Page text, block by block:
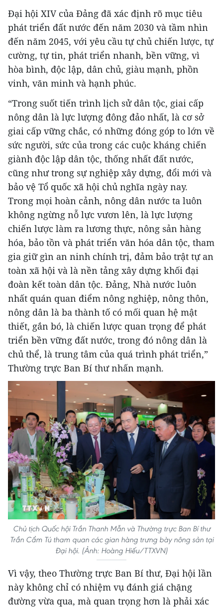
Đại hội XIV của Đảng đã xác định rõ mục tiêu
phát triển đất nước đến năm 2030 và tầm nhìn
đến năm 2045, với yêu cầu tự chủ chiến lược, tự
cường, tự tin, phát triển nhanh, bền vững, vì
hòa bình, độc lập, dân chủ, giàu mạnh, phồn
vinh, văn minh và hạnh phúc.
“Trong suốt tiến trình lịch sử dân tộc, giai cấp
nông dân là lực lượng đông đảo nhất, là cơ sở
giai cấp vững chắc, có những đóng góp to lớn về
sức người, sức của trong các cuộc kháng chiến
giành độc lập dân tộc, thống nhất đất nước,
cũng như trong sự nghiệp xây dựng, đổi mới và
bảo vệ Tổ quốc xã hội chủ nghĩa ngày nay.
Trong mọi hoàn cảnh, nông dân nước ta luôn
không ngừng nỗ lực vươn lên, là lực lượng
chiến lược làm ra lương thực, nông sản hàng
hóa, bảo tồn và phát triển văn hóa dân tộc, tham
gia giữ gìn an ninh chính trị, đảm bảo trật tự an
toàn xã hội và là nền tảng xây dựng khối đại
đoàn kết toàn dân tộc. Đảng, Nhà nước luôn
nhất quán quan điểm nông nghiệp, nông thôn,
nông dân là ba thành tố có mối quan hệ mật
thiết, gắn bó, là chiến lược quan trọng để phát
triển bền vững đất nước, trong đó nông dân là
chủ thể, là trung tâm của quá trình phát triển,”
Thường trực Ban Bí thư nhấn mạnh.
Chủ tịch Quốc hội Trần Thanh Mẫn và Thường trực Ban Bí thư
Trần Cẩm Tú tham quan các gian hàng trưng bày nông sản tại
Đại hội. (Ảnh: Hoàng Hiếu/TTXVN)
Vì vậy, theo Thường trực Ban Bí thư, Đại hội lần
này không chỉ có nhiệm vụ đánh giá chặng
đường vừa qua, mà quan trọng hơn là phải xác